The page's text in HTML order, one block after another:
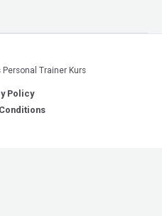
Trainer Kurs
Policy